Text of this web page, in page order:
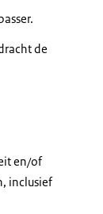
de
en/of
inclusief